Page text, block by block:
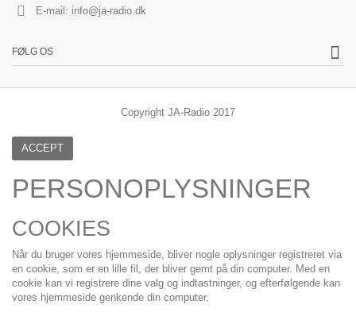
E-mail: info@ja-radio.dk
FØLG OS
Copyright JA-Radio 2017
ACCEPT
PERSONOPLYSNINGER
COOKIES
Når du bruger vores hjemmeside, bliver nogle oplysninger registreret via
en cookie, som er en lille fil, der bliver gemt på din computer. Med en
cookie kan vi registrere dine valg og indtastninger, og efterfølgende kan
vores hjemmeside genkende din computer.